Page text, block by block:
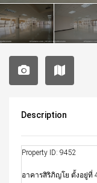
Description
Property ID: 9452
อาคารสิริภิญโย ตั้งอยู่ที่